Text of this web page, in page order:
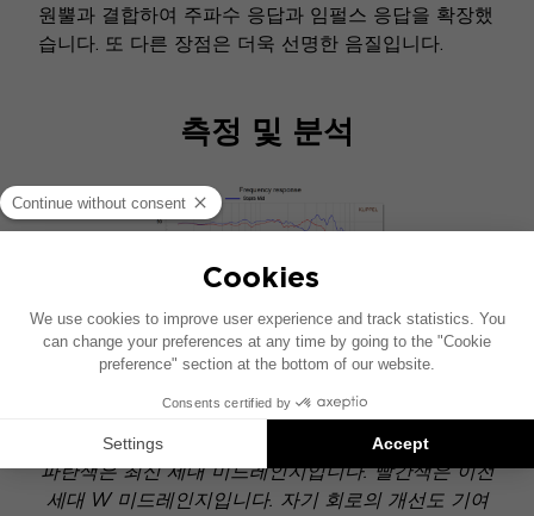
원뿔과 결합하여 주파수 응답과 임펄스 응답을 확장했
습니다. 또 다른 장점은 더욱 선명한 음질입니다.
측정 및 분석
원뿔의 지수형 프로파일이 부분적으로 가져온 1~2kHz
사이의 선형성 개선과 주파수 확장.
파란색은 최신 세대 미드레인지입니다. 빨간색은 이전
세대 W 미드레인지입니다. 자기 회로의 개선도 기여